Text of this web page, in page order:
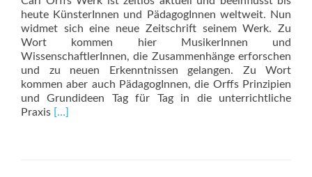
heute KünsterInnen und PädagogInnen weltweit. Nun
widmet sich eine neue Zeitschrift seinem Werk. Zu
Wort kommen hier MusikerInnen und
WissenschaftlerInnen, die Zusammenhänge erforschen
und zu neuen Erkenntnissen gelangen. Zu Wort
kommen aber auch PädagogInnen, die Orffs Prinzipien
und Grundideen Tag für Tag in die unterrichtliche
Praxis Read
[…]